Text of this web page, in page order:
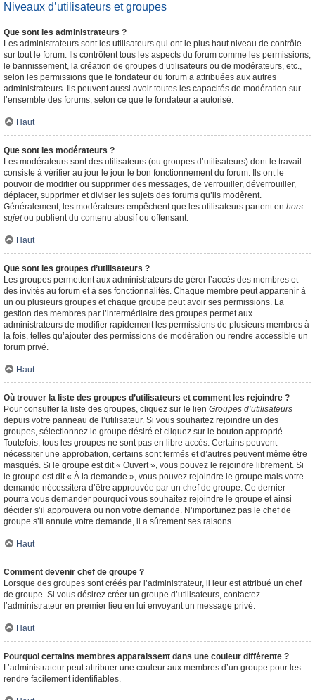
Niveaux d’utilisateurs et groupes
Que sont les administrateurs ?
Les administrateurs sont les utilisateurs qui ont le plus haut niveau de contrôle
sur tout le forum. Ils contrôlent tous les aspects du forum comme les permissions,
le bannissement, la création de groupes d’utilisateurs ou de modérateurs, etc.,
selon les permissions que le fondateur du forum a attribuées aux autres
administrateurs. Ils peuvent aussi avoir toutes les capacités de modération sur
l’ensemble des forums, selon ce que le fondateur a autorisé.
Haut
Que sont les modérateurs ?
Les modérateurs sont des utilisateurs (ou groupes d’utilisateurs) dont le travail
consiste à vérifier au jour le jour le bon fonctionnement du forum. Ils ont le
pouvoir de modifier ou supprimer des messages, de verrouiller, déverrouiller,
déplacer, supprimer et diviser les sujets des forums qu’ils modèrent.
Généralement, les modérateurs empêchent que les utilisateurs partent en hors-
sujetou publient du contenu abusif ou offensant.
Haut
Que sont les groupes d’utilisateurs ?
Les groupes permettent aux administrateurs de gérer l’accès des membres et
des invités au forum et à ses fonctionnalités. Chaque membre peut appartenir à
un ou plusieurs groupes et chaque groupe peut avoir ses permissions. La
gestion des membres par l’intermédiaire des groupes permet aux
administrateurs de modifier rapidement les permissions de plusieurs membres à
la fois, telles qu’ajouter des permissions de modération ou rendre accessible un
forum privé.
Haut
Où trouver la liste des groupes d’utilisateurs et comment les rejoindre ?
Pour consulter la liste des groupes, cliquez sur le lien Groupes d’utilisateurs
depuis votre panneau de l’utilisateur. Si vous souhaitez rejoindre un des
groupes, sélectionnez le groupe désiré et cliquez sur le bouton approprié.
Toutefois, tous les groupes ne sont pas en libre accès. Certains peuvent
nécessiter une approbation, certains sont fermés et d’autres peuvent même être
masqués. Si le groupe est dit « Ouvert », vous pouvez le rejoindre librement. Si
le groupe est dit « À la demande », vous pouvez rejoindre le groupe mais votre
demande nécessitera d’être approuvée par un chef de groupe. Ce dernier
pourra vous demander pourquoi vous souhaitez rejoindre le groupe et ainsi
décider s’il approuvera ou non votre demande. N’importunez pas le chef de
groupe s’il annule votre demande, il a sûrement ses raisons.
Haut
Comment devenir chef de groupe ?
Lorsque des groupes sont créés par l’administrateur, il leur est attribué un chef
de groupe. Si vous désirez créer un groupe d’utilisateurs, contactez
l’administrateur en premier lieu en lui envoyant un message privé.
Haut
Pourquoi certains membres apparaissent dans une couleur différente ?
L’administrateur peut attribuer une couleur aux membres d’un groupe pour les
rendre facilement identifiables.